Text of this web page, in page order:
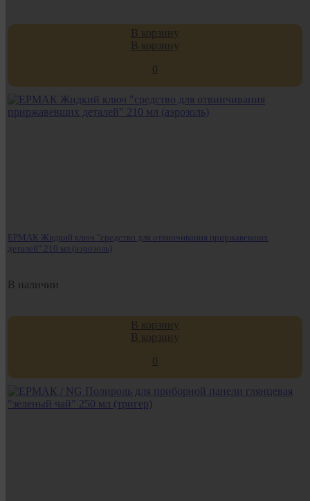
В корзину
В корзину
0
ЕРМАК Жидкий ключ "средство для отвинчивания приржавевших
деталей" 210 мл (аэрозоль)
В наличии
В корзину
В корзину
0